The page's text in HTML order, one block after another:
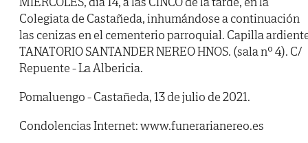
Colegiata de Castañeda, inhumándose a continuación
las cenizas en el cementerio parroquial. Capilla
TANATORIO SANTANDER NEREO HNOS. (sala nº 4). C/
Repuente - La Albericia.
Pomaluengo - Castañeda, 13 de julio de 2021.
Condolencias Internet: www.funerarianereo.es